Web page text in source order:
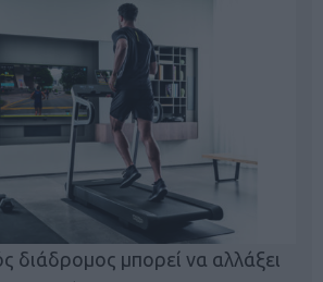
διάδρομος μπορεί να αλλάξει